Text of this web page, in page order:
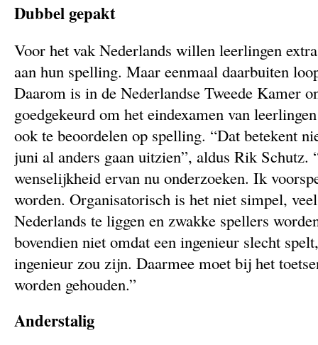
Dubbel gepakt
Voor het vak Nederlands willen leerlingen
aan hun spelling. Maar eenmaal daarbuiten
Daarom is in de Nederlandse Tweede Kamer
goedgekeurd om het eindexamen van
ook te beoordelen op spelling. “Dat betekent
juni al anders gaan uitzien”, aldus Rik Schutz.
wenselijkheid ervan nu onderzoeken. Ik
worden. Organisatorisch is het niet simpel,
Nederlands te liggen en zwakke spellers
bovendien niet omdat een ingenieur slecht
ingenieur zou zijn. Daarmee moet bij het
worden gehouden.”
Anderstalig